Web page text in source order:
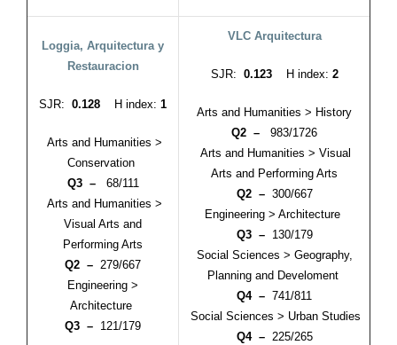
Loggia, Arquitectura y
Restauracion
SJR: 0.128 H index: 1
Arts and Humanities >
Conservation
Q3 –
68/111
Arts and Humanities >
Visual Arts and
Performing Arts
Q2 – 279/667
Engineering >
Architecture
Q3 – 121/179
VLC Arquitectura
SJR: 0.123 H index: 2
Arts and Humanities > History
Q2 –
983/1726
Arts and Humanities > Visual
Arts and Performing Arts
Q2 – 300/667
Engineering > Architecture
Q3 – 130/179
Social Sciences > Geography,
Planning and Develoment
Q4 – 741/811
Social Sciences > Urban Studies
Q4 – 225/265